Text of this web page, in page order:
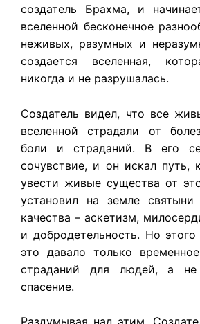
создатель Брахма, и
вселенной бесконечное
неживых, разумных и
создается вселенная,
никогда и не разрушалась.
Создатель видел, что все
вселенной страдали от
боли и страданий. В его
сочувствие, и он искал путь,
увести живые существа от
установил на земле
качества – аскетизм,
и добродетельность. Но
это давало только
страданий для людей, а не
спасение.